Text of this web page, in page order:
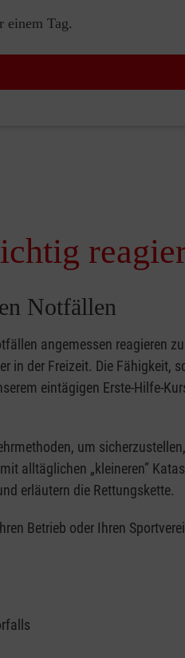
einem Tag.
Notfällen
angemessen reagieren
in der Freizeit. Die Fähigkeit,
eintägigen Erste-Hilfe-
um
alltäglichen „kleineren”
erläutern die Rettungskette.
Betrieb oder Ihren